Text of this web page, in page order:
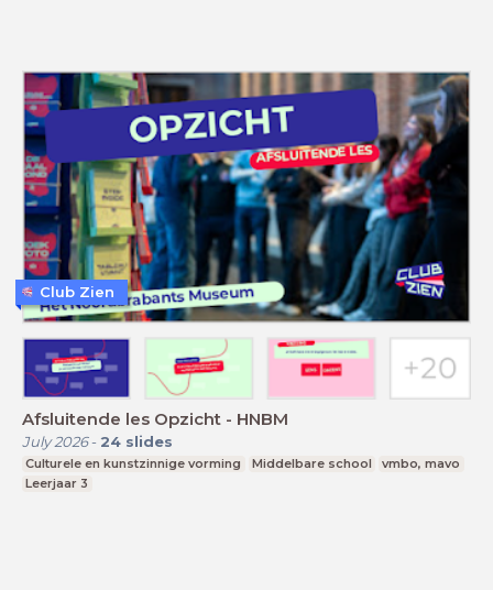
Afsluitende les Opzicht - HNBM
July 2026- 24 slides
Culturele en kunstzinnige vorming Middelbare school
vmbo, mavo
Leerjaar 3
Club Zien